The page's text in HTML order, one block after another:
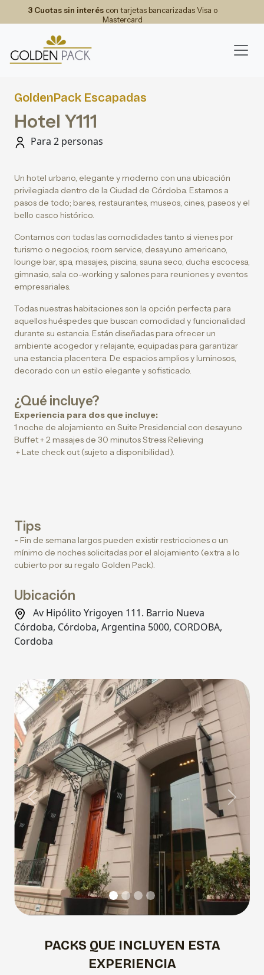
3 Cuotas sin interéscon tarjetas bancarizadas Visa o
Mastercard
GoldenPack Escapadas
Hotel Y111
Para 2 personas
Un hotel urbano, elegante y moderno con una ubicación
privilegiada dentro de la Ciudad de Córdoba. Estamos a
pasos de todo; bares, restaurantes, museos, cines, paseos y el
bello casco histórico.
Contamos con todas las comodidades tanto si vienes por
turismo o negocios; room service, desayuno americano,
lounge bar, spa, masajes, piscina, sauna seco, ducha escocesa,
gimnasio, sala co-working y salones para reuniones y eventos
empresariales.
Todas nuestras habitaciones son la opción perfecta para
aquellos huéspedes que buscan comodidad y funcionalidad
durante su estancia. Están diseñadas para ofrecer un
ambiente acogedor y relajante, equipadas para garantizar
una estancia placentera. De espacios amplios y luminosos,
decorado con un estilo elegante y sofisticado.
¿Qué incluye?
Experiencia para dos que incluye:
1 noche de alojamiento en Suite Presidencial con desayuno
Buffet + 2 masajes de 30 minutos Stress Relieving
+ Late check out (sujeto a disponibilidad).
Tips
- Fin de semana largos pueden existir restricciones o un
mínimo de noches solicitadas por el alojamiento (extra a lo
cubierto por su regalo Golden Pack).
Ubicación
Av Hipólito Yrigoyen 111. Barrio Nueva
Córdoba, Córdoba, Argentina 5000, CORDOBA,
Cordoba
Previous Next
PACKS QUE INCLUYEN ESTA
EXPERIENCIA